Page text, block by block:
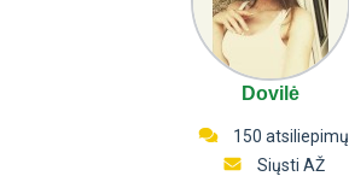
Dovilė
150 atsiliepimų
Siųsti AŽ